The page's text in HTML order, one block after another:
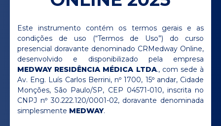
Este instrumento contém os termos gerais e as
condições de uso (“Termos de Uso”) do curso
presencial doravante denominado CRMedway Online,
desenvolvido e disponibilizado pela empresa
MEDWAY RESIDÊNCIA MÉDICA LTDA., com sede à
Av. Eng. Luís Carlos Berrini, nº 1700, 15º andar, Cidade
Monções, São Paulo/SP, CEP 04571-010, inscrita no
CNPJ nº 30.222.120/0001-02, doravante denominada
simplesmente MEDWAY.